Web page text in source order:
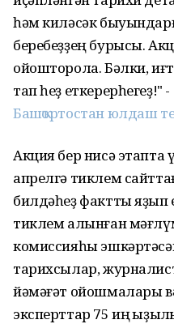
һәм киләсәк
беребеҙҙең бурысы.
ойошторола. Бәлки,
тап һеҙ еткерерһегеҙ!"
Башҡортостан юлдаш
Акция бер нисә этапта
апрелгә тиклем
билдәһеҙ фактты яҙып
тиклем алынған
комиссияһы
тарихсылар,
йәмәғәт ойошмалары
эксперттар 75 иң